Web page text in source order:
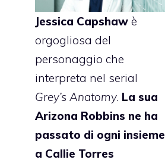
Jessica Capshaw è
orgogliosa del
personaggio che
interpreta nel serial
Grey’s Anatomy. La sua
Arizona Robbins ne ha
passato di ogni insieme
a Callie Torres